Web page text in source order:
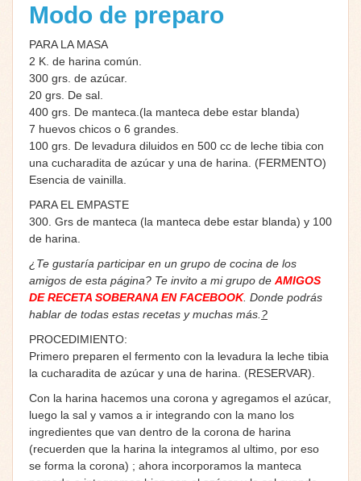
Modo de preparo
PARA LA MASA
2 K. de harina común.
300 grs. de azúcar.
20 grs. De sal.
400 grs. De manteca.(la manteca debe estar blanda)
7 huevos chicos o 6 grandes.
100 grs. De levadura diluidos en 500 cc de leche tibia con
una cucharadita de azúcar y una de harina. (FERMENTO)
Esencia de vainilla.
PARA EL EMPASTE
300. Grs de manteca (la manteca debe estar blanda) y 100
de harina.
¿Te gustaría participar en un grupo de cocina de los
amigos de esta página? Te invito a mi grupo de AMIGOS
DE RECETA SOBERANA EN FACEBOOK. Donde podrás
hablar de todas estas recetas y muchas más. ?
PROCEDIMIENTO:
Primero preparen el fermento con la levadura la leche tibia
la cucharadita de azúcar y una de harina. (RESERVAR).
Con la harina hacemos una corona y agregamos el azúcar,
luego la sal y vamos a ir integrando con la mano los
ingredientes que van dentro de la corona de harina
(recuerden que la harina la integramos al ultimo, por eso
se forma la corona) ; ahora incorporamos la manteca